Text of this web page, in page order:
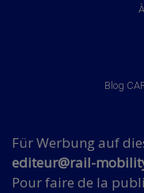
Blog
Für Werbung auf
editeur@rail-
Pour faire de la